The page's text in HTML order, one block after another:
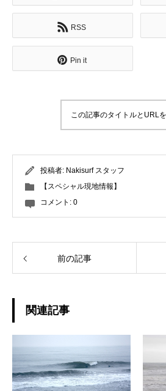
RSS
Pin it
この記事のタイトルとURL
投稿者: Nakisurf スタッフ
【スペシャル現地情報】
コメント: 0
前の記事
関連記事